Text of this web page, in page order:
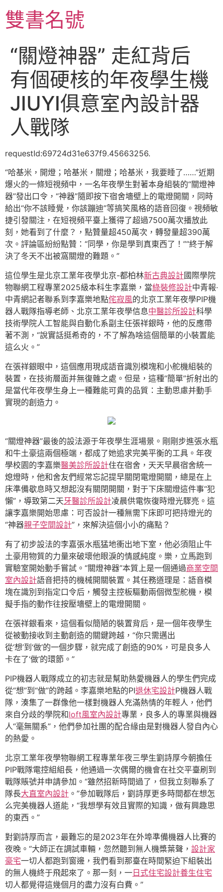
至
主雙書名號
“關燈神器” 走紅背后
有個硬核的年夜學生機
JIUYI俱意室內設計器
人戰隊
requestId:69724d31e637f9.45663256.
“哈基米，開燈；哈基米，關燈；哈基米，我要睡了……”近期
爆火的一條短視頻中，一名年夜學生對著本身組裝的“關燈神
器”發出口令，“神器”隨即按下宿舍墻壁上的電燈開關，同時
給出“你不該睡覺，你該蹦迪”等搞笑風格的語音回復。視頻敏
捷引發關注，在短視頻平臺上獲得了超過7500萬次播放此
刻，她看到了什麼？，點贊量超450萬次，轉發量超390萬
次。評論區紛紛點贊：“同學，你是學到真東西了！”“終于解
決了冬天不出被窩關燈的難題。”
這位學生是北京工業年夜學北京-都柏林新古典設計國際學院
物聯網工程專業2025級本科生李嘉樂，當綠裝修設計中青報·
中青網記者聯系到李嘉樂地點侘寂風的北京工業年夜學PIP機
器人戰隊指導老師、北京工業年夜學信息中醫診所設計科學
技術學院人工智能與自動化系副主任張祥銀時，他的反應帶
著不測，“說實話挺希奇的，不了解為啥這個簡單的小裝置能
這么火。”
在張祥銀眼中，這個應用現成語音識別模塊和小舵機組裝的
裝置，在技術層面并無復雜之處。但是，這種“簡單”折射出的
是當代年夜學生身上一種難能可貴的品質：主動思慮并動手
實現的創造力。
“關燈神器”最後的設法源于年夜學生涯場景。剛剛步進張水瓶
和牛土豪這兩個極端，都成了她追求完美平衡的工具。年夜
學校園的李嘉樂醫美診所設計住在宿舍，天天早晨宿舍統一
熄燈時，他和舍友們經常忘記提早關閉電燈開關，總是在上
床準備歇息時又想起沒有關閉開關，對于下床關燈這件事“犯
懶”，導致第二天牙醫診所設計凌晨供電恢復時燈光驟亮。這
讓李嘉樂開始思慮：可否設計一種無需下床即可把持燈光的
“神器親子空間設計”，來解決這個小小的痛點？
有了初步設法的李嘉張水瓶猛地衝出地下室，他必須阻止牛
土豪用物質的力量來破壞他眼淚的情感純度。樂，立馬跑到
實驗室開始動手嘗試。“關燈神器”本質上是一個通過商業空間
室內設計語音把持的機械開關裝置。其任務道理是：語音模
塊在識別到指定口令后，觸發主控板驅動兩個微型舵機，模
擬手指的動作往按壓墻壁上的電燈開關。
在張祥銀看來，這個看似簡陋的裝置背后，是一個年夜學生
從被動接收到主動創造的關鍵跨越，“你只需邁出
從‘想’到‘做’的一個步驟，就完成了創造的90%，可是良多人
卡在了‘做’的環節。”
PIP機器人戰隊成立的初志就是幫助熱愛機器人的學生們完成
從“想”到“做”的跨越。李嘉樂地點的PI退休宅設計P機器人戰
隊，湊集了一群像他一樣對機器人充滿熱情的年輕人，他們
來自分歧的學院和loft風室內設計專業，良多人的專業與機器
人“毫無關系”，他們參加社團的配合緣由是對機器人發自內心
的熱愛。
北京工業年夜學物聯網工程專業年夜三學生劉詩厚今朝擔任
PIP戰隊電控組組長，他通過一次偶爾的機會在社交平臺刷到
戰隊賬號并申請參加。“雖然招新時間過了，但我立刻聯系了
隊長大直室內設計 。”參加戰隊后，劉詩厚更多時間都在想怎
么完美機器人道能，“我想學有效且實際的知識，做有興趣思
的東西。”
對劉詩厚而言，最難忘的是2023年在外埠準備機器人比賽的
夜晚。“大師正在調試車輛，忽然聽到無人機槳葉聲， 設計家
豪宅一切人都跑到窗邊，我們看到那臺在時間緊迫下組裝出
的無人機終于飛起來了。那一刻，一 日式住宅設計養生住宅
切人都覺得這幾個月的盡力沒有白費。”